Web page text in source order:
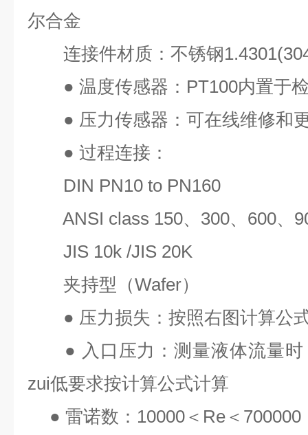
尔合金
连接件材质：不锈钢
● 温度传感器： PT100内置于
● 压力传感器：可在线维修和
● 过程连接：
DIN PN10 to PN160
ANSI class 150、 300、 600、
JIS 10k /JIS 20K
夹持型（Wafer）
● 压力损失：按照右图计算公
● 入口压力：测量液体流量
zui低要求按计算公式计算
● 雷诺数： 10000 ＜ Re ＜ 700000